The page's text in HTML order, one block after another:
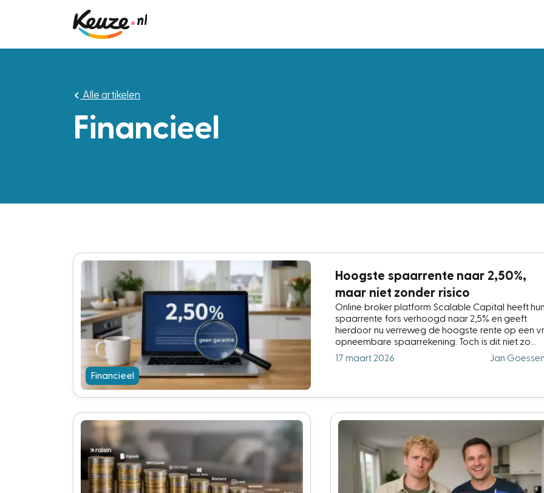
Alle artikelen
Financieel
Financieel
17 maart 2026 Jan
Hoogste spaarrente naar 2,50%,
maar niet zonder risico
Online broker platform Scalable Capital heeft hun
spaarrente fors verhoogd naar 2,5% en geeft
hierdoor nu verreweg de hoogste rente op een
opneembare spaarrekening. Toch is dit niet zo
mooi als het lijkt wanneer je de kleine letters leest.